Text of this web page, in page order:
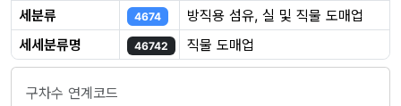
세분류
4674
방직용 섬유, 실 및 직물 도매업
세세분류명
46742 직물 도매업
구차수 연계코드